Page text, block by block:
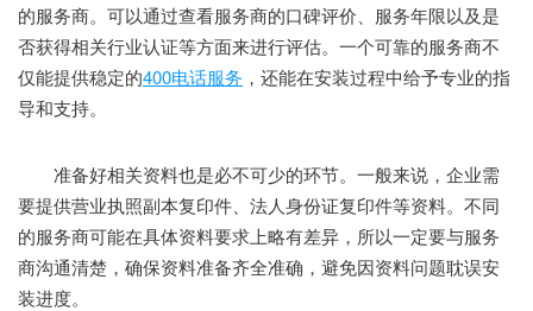
的服务商。可以通过查看服务商的口碑评价、服务年限以及是
否获得相关行业认证等方面来进行评估。一个可靠的服务商不
仅能提供稳定的400电话服务 ，还能在安装过程中给予专业的指
导和支持。
准备好相关资料也是必不可少的环节。一般来说，企业需
要提供营业执照副本复印件、法人身份证复印件等资料。不同
的服务商可能在具体资料要求上略有差异，所以一定要与服务
商沟通清楚，确保资料准备齐全准确，避免因资料问题耽误安
装进度。